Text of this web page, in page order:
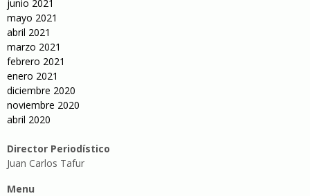
junio 2021
mayo 2021
abril 2021
marzo 2021
febrero 2021
enero 2021
diciembre 2020
noviembre 2020
abril 2020
Director Periodístico
Juan Carlos Tafur
Menu